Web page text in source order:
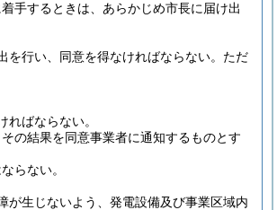
手するときは、あらかじめ市長に届け出
行い、同意を得なければならない。 ただ
ばならない。
の結果を同意事業者に通知するものとす
らない。
が生じないよう、発電設備及び事業区域内